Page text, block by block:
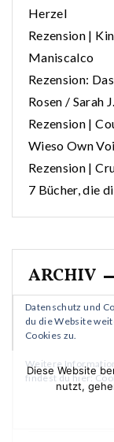
Herzel
Rezension |
Maniscalco
Rezension:
Rosen / Sarah
Rezension |
Wieso Own
Rezension |
7 Bücher, die
ARCHIV
Oktober
Dezember
November
Datenschutz und
du die Website
Cookies zu.
Weitere
findest du hier:
Diese Website
nutzt,